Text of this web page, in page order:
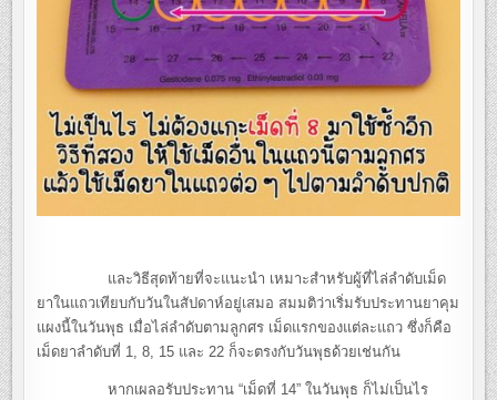
และวิธีสุดท้ายที่จะแนะนำ เหมาะสำหรับผู้ที่ไล่ลำดับเม็ด
ยาในแถวเทียบกับวันในสัปดาห์อยู่เสมอ สมมติว่าเริ่มรับประทานยาคุม
แผงนี้ในวันพุธ เมื่อไล่ลำดับตามลูกศร เม็ดแรกของแต่ละแถว ซึ่งก็คือ
เม็ดยาลำดับที่ 1, 8, 15 และ 22 ก็จะตรงกับวันพุธด้วยเช่นกัน
หากเผลอรับประทาน “เม็ดที่ 14” ในวันพุธ ก็ไม่เป็นไร